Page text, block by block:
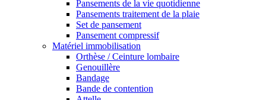
Pansements de la vie quotidienne
Pansements traitement de la plaie
Set de pansement
Pansement compressif
Matériel immobilisation
Orthèse / Ceinture lombaire
Genouillère
Bandage
Bande de contention